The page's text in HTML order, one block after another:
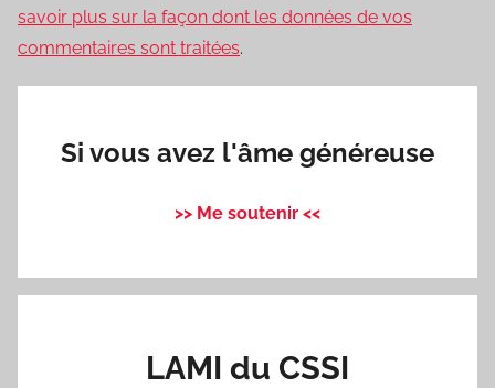
savoir plus sur la façon dont les données de vos
commentaires sont traitées.
Si vous avez l'âme généreuse
>> Me soutenir <<
LAMI du CSSI